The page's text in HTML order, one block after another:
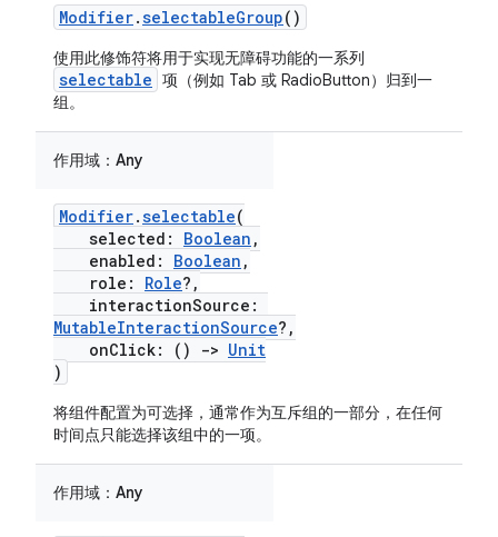
Modifier.selectableGroup()
使用此修饰符将用于实现无障碍功能的一系列
selectable 项（例如 Tab 或 RadioButton）归到一
组。
作用域： Any
Modifier.selectable(
selected: Boolean ,
enabled: Boolean ,
role: Role?,
interactionSource:
MutableInteractionSource?,
onClick: ()
-> Unit
)
将组件配置为可选择，通常作为互斥组的一部分，在任何
时间点只能选择该组中的一项。
作用域： Any